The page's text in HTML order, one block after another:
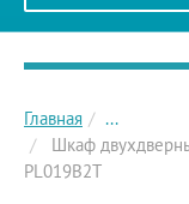
Главное меню
Главная
...
Шкаф
PL019B2T